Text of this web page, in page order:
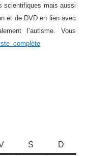
scientifiques mais aussi
et de DVD en lien avec
l’autisme. Vous
VENDREDI
S SAMEDID